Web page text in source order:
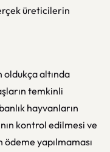
üreticilerin
altında
temkinli
hayvanların
kontrol edilmesi ve
yapılmaması